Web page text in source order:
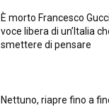
È morto Francesco
voce libera di un’Italia
smettere di pensare
Nettuno, riapre fino a